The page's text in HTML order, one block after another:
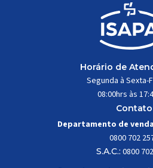
Horário de
Segunda à Sexta-
08:00hrs às
Contato
Departamento de
0800 702
S.A.C.: 0800